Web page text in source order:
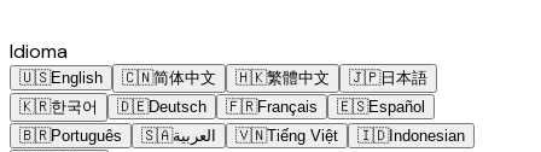
Idioma
🇺🇸English 🇨🇳简体中文 🇭🇰繁體中文 🇯🇵日本語
🇰🇷한국어 🇩🇪Deutsch 🇫🇷Français 🇪🇸Español
🇧🇷Português 🇸🇦العربية 🇻🇳Tiếng Việt 🇮🇩Indonesian